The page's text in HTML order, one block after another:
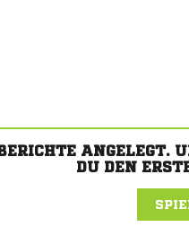
DU DEN